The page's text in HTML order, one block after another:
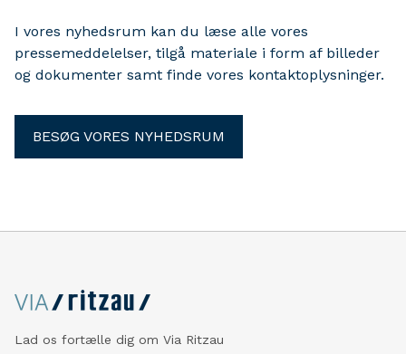
I vores nyhedsrum kan du læse alle vores
pressemeddelelser, tilgå materiale i form af billeder
og dokumenter samt finde vores kontaktoplysninger.
BESØG VORES NYHEDSRUM
Lad os fortælle dig om Via Ritzau